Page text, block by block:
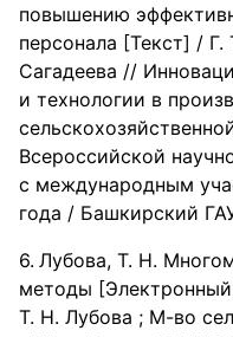
повышению
персонала [Текст] /
Сагадеева //
и технологии в
Всероссийской
с международным
года / Башкирский
Лубова, Т. Н.
методы
Т. Н. Лубова ; М-во